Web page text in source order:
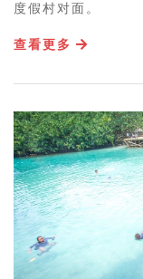
度假村对面。
查看更多